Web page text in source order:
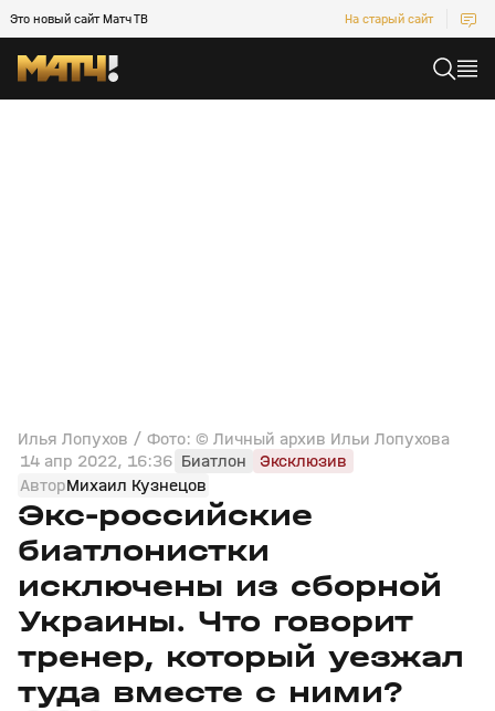
Это новый сайт Матч ТВ На старый сайт
Илья Лопухов / Фото: © Личный архив Ильи Лопухова
14 апр 2022, 16:36 Биатлон
Эксклюзив
АвторМихаил Кузнецов
Экс-российские
биатлонистки
исключены из сборной
Украины. Что говорит
тренер, который уезжал
туда вместе с ними?